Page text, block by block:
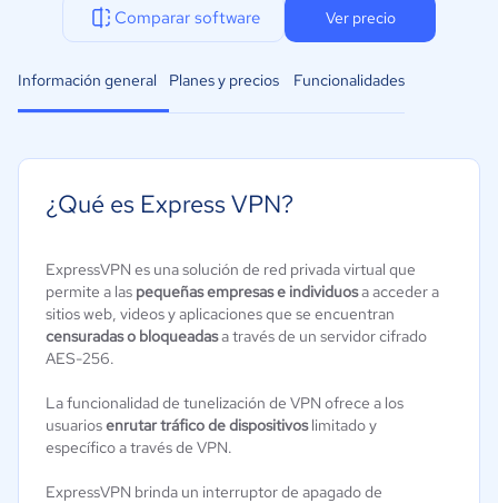
Comparar software Ver precio
Información general Planes y precios Funcionalidades
¿Qué es Express VPN?
ExpressVPN es una solución de red privada virtual que
permite a las pequeñas empresas e individuosa acceder a
sitios web, videos y aplicaciones que se encuentran
censuradas o bloqueadasa través de un servidor cifrado
AES-256.
La funcionalidad de tunelización de VPN ofrece a los
usuariosenrutar tráfico de dispositivoslimitado y
específico a través de VPN.
ExpressVPN brinda un interruptor de apagado de